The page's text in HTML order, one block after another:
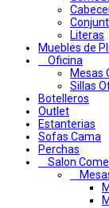
Literas
Muebles de
Oficina
Mesas
Sillas
Botelleros
Outlet
Estanterias
Sofas Cama
Perchas
Salon